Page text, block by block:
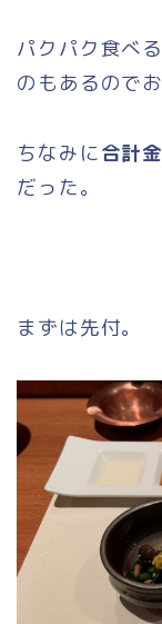
パクパク食べ
のもあるので
ちなみに合計
だった。
まずは先付。